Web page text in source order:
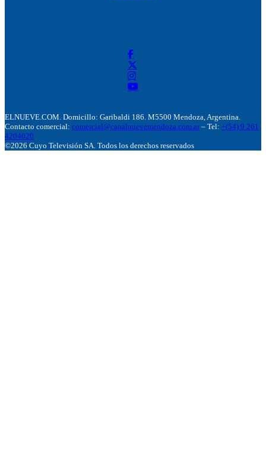
ELNUEVE.COM. Domicillo: Garibaldi 186. M5500 Mendoza, Argentina.
Contacto comercial: comercial@canalnuevemendoza.com.ar – Tel: +(54) 9 261
4204020
©2026 Cuyo Televisión SA. Todos los derechos reservados